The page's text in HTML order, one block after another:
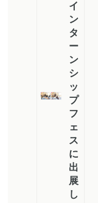
イ
ン
タ
ー
ン
シ
ッ
プ
フ
ェ
ス
に
出
展
し